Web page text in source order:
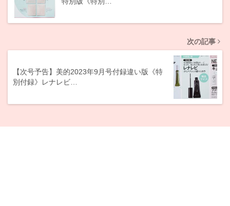
次の記事
【次号予告】美的2023年9月号付録違い版《特
別付録》レナレビ…